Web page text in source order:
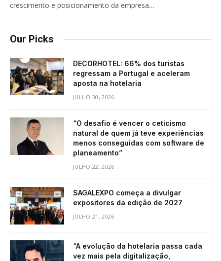
crescimento e posicionamento da empresa…
Our Picks
DECORHOTEL: 66% dos turistas
regressam a Portugal e aceleram
aposta na hotelaria
JULHO 30, 2026
“O desafio é vencer o ceticismo
natural de quem já teve experiências
menos conseguidas com software de
planeamento”
JULHO 22, 2026
SAGALEXPO começa a divulgar
expositores da edição de 2027
JULHO 21, 2026
“A evolução da hotelaria passa cada
vez mais pela digitalização,